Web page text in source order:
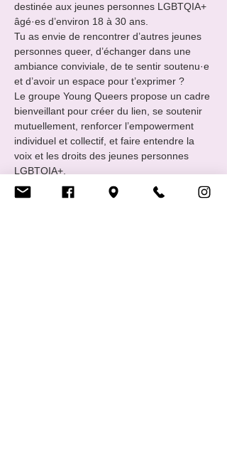
destinée aux jeunes personnes LGBTQIA+
âgé·es d’environ 18 à 30 ans.
Tu as envie de rencontrer d’autres jeunes
personnes queer, d’échanger dans une
ambiance conviviale, de te sentir soutenu·e
et d’avoir un espace pour t’exprimer ?
Le groupe Young Queers propose un cadre
bienveillant pour créer du lien, se soutenir
mutuellement, renforcer l’empowerment
individuel et collectif, et faire entendre la
voix et les droits des jeunes personnes
LGBTQIA+.
📅 Rencontres : tous les 4ᵉ vendredis du
mois de 19:00 à 22:00